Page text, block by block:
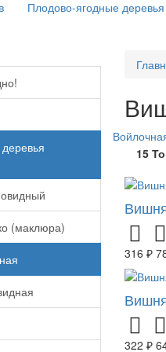
Плодово-ягодные
(маклюра)
15
316 ₽
322 ₽